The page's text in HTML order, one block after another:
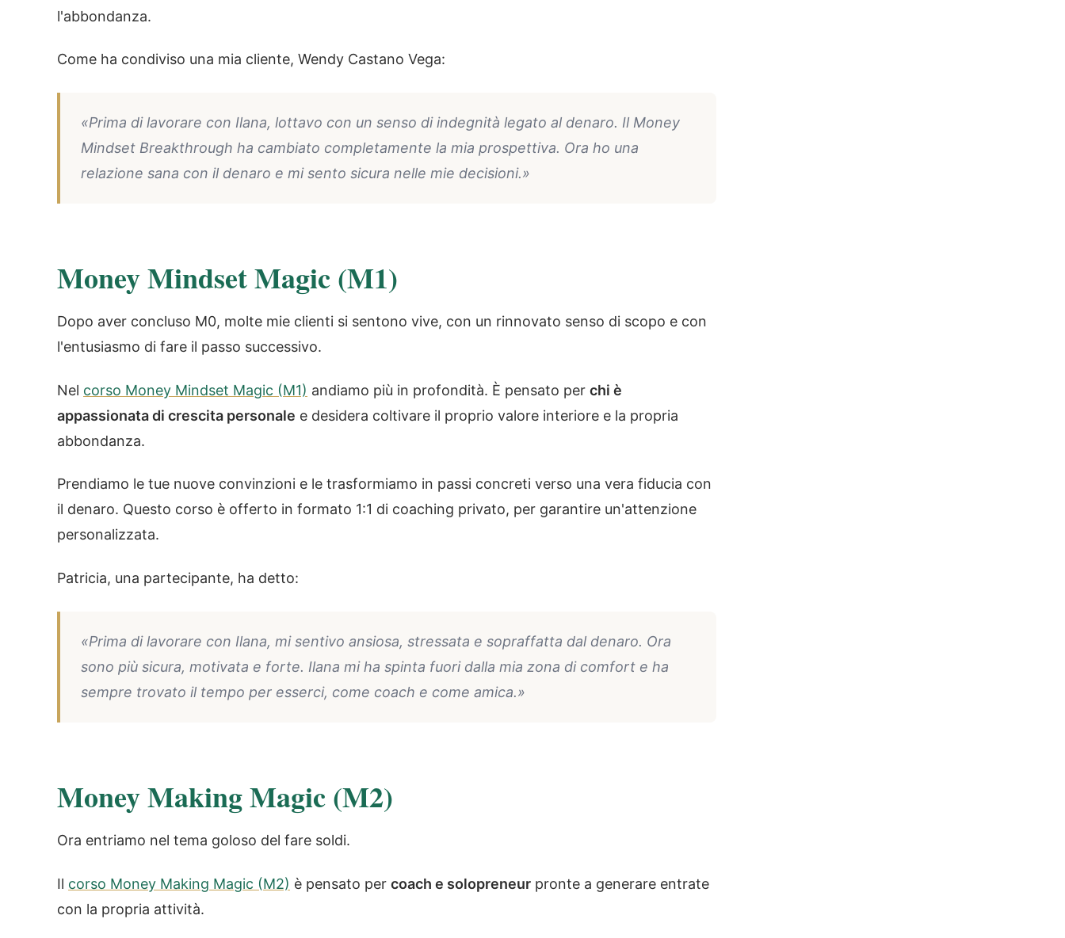
l'abbondanza.
Come ha condiviso una mia cliente, Wendy Castano Vega:
«Prima di lavorare con Ilana, lottavo con un senso di indegnità legato al denaro. Il Money
Mindset Breakthrough ha cambiato completamente la mia prospettiva. Ora ho una
relazione sana con il denaro e mi sento sicura nelle mie decisioni.»
Money Mindset Magic (M1)
Dopo aver concluso M0, molte mie clienti si sentono vive, con un rinnovato senso di scopo e con
l'entusiasmo di fare il passo successivo.
Nel corso Money Mindset Magic (M1) andiamo più in profondità. È pensato per chi è
appassionata di crescita personale e desidera coltivare il proprio valore interiore e la propria
abbondanza.
Prendiamo le tue nuove convinzioni e le trasformiamo in passi concreti verso una vera fiducia con
il denaro. Questo corso è offerto in formato 1:1 di coaching privato, per garantire un'attenzione
personalizzata.
Patricia, una partecipante, ha detto:
«Prima di lavorare con Ilana, mi sentivo ansiosa, stressata e sopraffatta dal denaro. Ora
sono più sicura, motivata e forte. Ilana mi ha spinta fuori dalla mia zona di comfort e ha
sempre trovato il tempo per esserci, come coach e come amica.»
Money Making Magic (M2)
Ora entriamo nel tema goloso del fare soldi.
Il corso Money Making Magic (M2) è pensato per coach e solopreneur pronte a generare entrate
con la propria attività.